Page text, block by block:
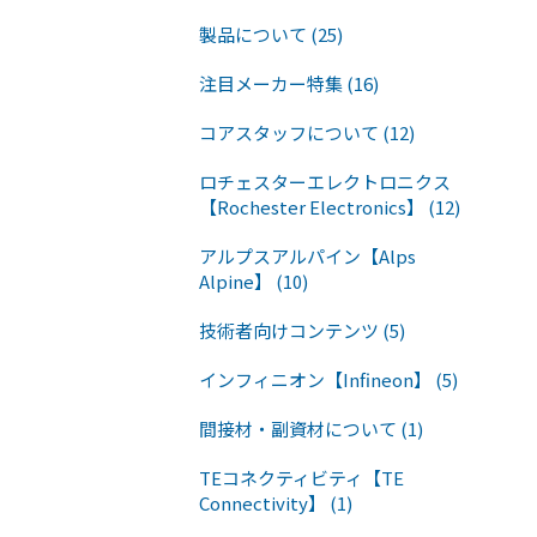
製品について (25)
注目メーカー特集 (16)
コアスタッフについて (12)
ロチェスターエレクトロニクス
【Rochester Electronics】 (12)
アルプスアルパイン【Alps
Alpine】 (10)
技術者向けコンテンツ (5)
インフィニオン【Infineon】 (5)
間接材・副資材について (1)
TEコネクティビティ【TE
Connectivity】 (1)